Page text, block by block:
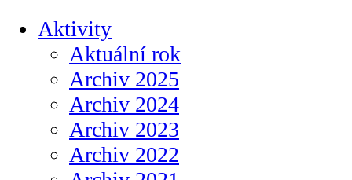
Aktivity
Aktuální rok
Archiv 2025
Archiv 2024
Archiv 2023
Archiv 2022